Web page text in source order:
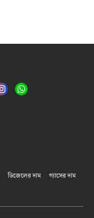
ডিজেলের দাম
গ্যাসের দাম